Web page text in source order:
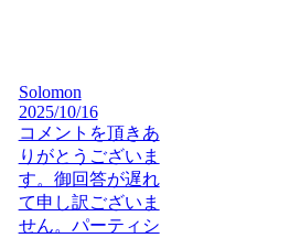
Solomon
2025/10/16
コメントを頂きあ
りがとうございま
す。御回答が遅れ
て申し訳ございま
せん。パーティシ